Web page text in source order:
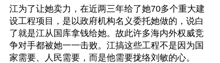
江为了让她卖力，在近两三年给了她70多个重大建
设工程项目，是以政府机构名义委托她做的，说白
了就是江从国库拿钱给她。故此许多海内外权威竞
争对手都被她一一击败。江搞这些工程不是因为国
家需要、人民需要，而是他需要拢络刘敏的心。